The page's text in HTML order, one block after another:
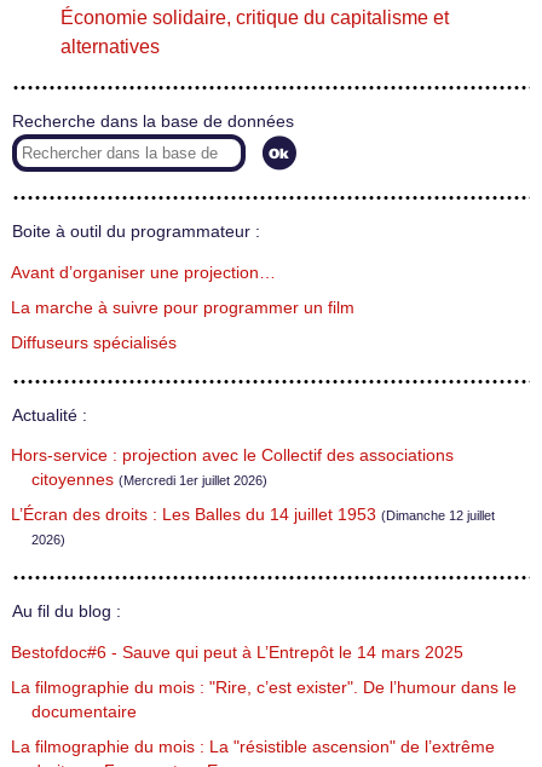
Économie solidaire, critique du capitalisme et
alternatives
Recherche dans la base de données
Boite à outil du programmateur :
Avant d’organiser une projection…
La marche à suivre pour programmer un film
Diffuseurs spécialisés
Actualité :
Hors-service : projection avec le Collectif des associations
citoyennes (Mercredi 1er juillet 2026)
L’Écran des droits : Les Balles du 14 juillet 1953 (Dimanche 12 juillet
2026)
Au fil du blog :
Bestofdoc#6 - Sauve qui peut à L’Entrepôt le 14 mars 2025
La filmographie du mois : "Rire, c’est exister". De l’humour dans le
documentaire
La filmographie du mois : La "résistible ascension" de l’extrême